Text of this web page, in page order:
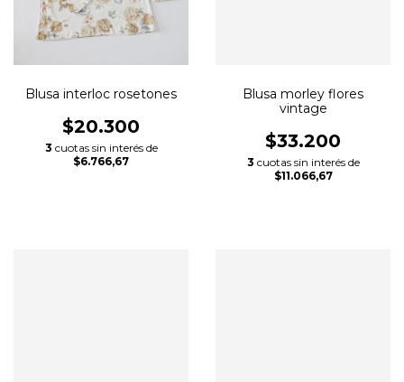
Blusa interloc rosetones
$20.300
3 cuotas sin interés de
$6.766,67
Blusa morley flores
vintage
$33.200
3 cuotas sin interés de
$11.066,67